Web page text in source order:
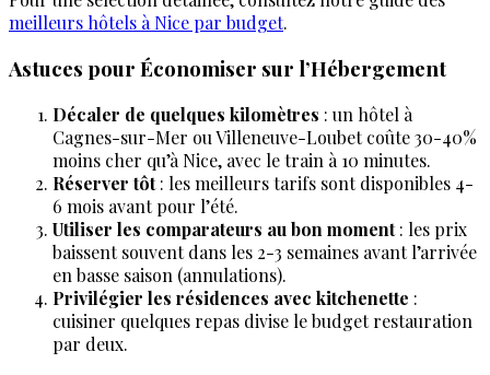
meilleurs hôtels à Nice par budget.
Astuces pour Économiser sur l’Hébergement
Décaler de quelques kilomètres : un hôtel à
Cagnes-sur-Mer ou Villeneuve-Loubet coûte 30-40%
moins cher qu’à Nice, avec le train à 10 minutes.
Réserver tôt: les meilleurs tarifs sont disponibles 4-
6 mois avant pour l’été.
Utiliser les comparateurs au bon moment: les prix
baissent souvent dans les 2-3 semaines avant l’arrivée
en basse saison (annulations).
Privilégier les résidences avec kitchenette :
cuisiner quelques repas divise le budget restauration
par deux.